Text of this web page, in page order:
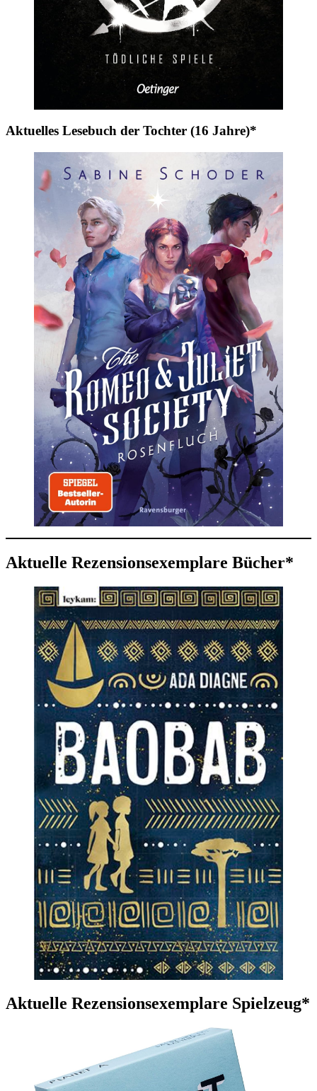
Aktuelles Lesebuch der Tochter (16 Jahre)*
Aktuelle Rezensionsexemplare Bücher*
Aktuelle Rezensionsexemplare Spielzeug*